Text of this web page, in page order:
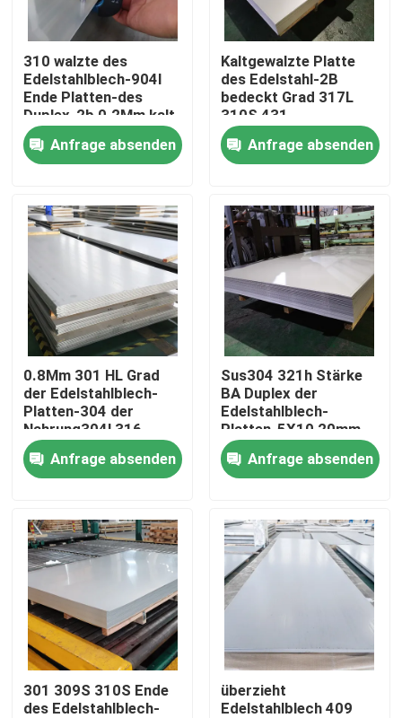
Kontakte
Produkte
Videos
Edelstahl-Spule
Edelstahlstreifen
Edelstahlblech-Platte
dekoratives Blatt des Edelstahls
Edelstahl gegen Gelbfärbung
310 walzte des
Edelstahlblech-904l
Ende Platten-des
Duplex-2b 0.2Mm kalt
Anfrage absenden
Kaltgewalzte Platte
des Edelstahl-2B
bedeckt Grad 317L
310S 431
Anfrage absenden
0.8Mm 301 HL Grad
der Edelstahlblech-
Platten-304 der
Nahrung304l 316
Anfrage absenden
Sus304 321h Stärke
BA Duplex der
Edelstahlblech-
Platten-5X10 20mm
Anfrage absenden
301 309S 310S Ende
des Edelstahlblech-
überzieht
Edelstahlblech 409